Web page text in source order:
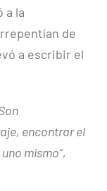
a la
de
a escribir el
encontrar el
mismo”,